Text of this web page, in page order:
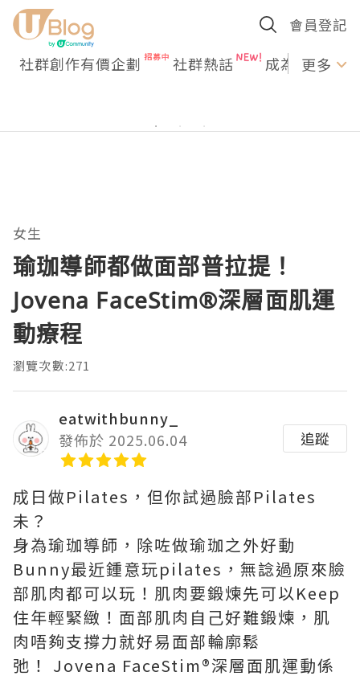
會員登記
社群創作有價企劃 社群熱話 成為U更多
女生
瑜珈導師都做面部普拉提！
Jovena FaceStim®️深層面肌運
動療程
瀏覽次數:271
eatwithbunny_
發佈於 2025.06.04
追蹤
成日做Pilates，但你試過臉部Pilates
未？
身為瑜珈導師，除咗做瑜珈之外好動
Bunny最近鍾意玩pilates，無諗過原來臉
部肌肉都可以玩！肌肉要鍛煉先可以Keep
住年輕緊緻！面部肌肉自己好難鍛煉，肌
肉唔夠支撐力就好易面部輪廓鬆
弛！ Jovena FaceStim®️深層面肌運動係